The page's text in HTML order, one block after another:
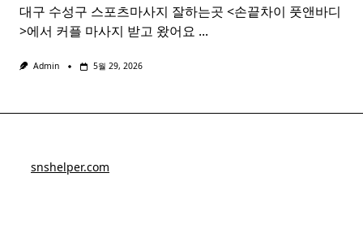
대구 수성구 스포츠마사지 잘하는곳 <손끝차이 풋앤바디
>에서 커플 마사지 받고 왔어요 ...
Admin 5월 29, 2026
snshelper.com